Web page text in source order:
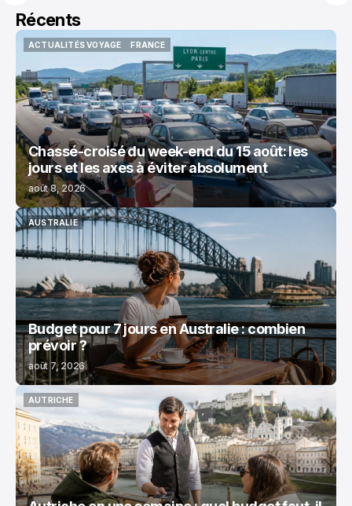
Récents
ACTUALITÉS VOYAGE
FRANCE
Chassé-croisé du week-end du 15 août: les
jours et les axes à éviter absolument
août 8, 2026
AUSTRALIE
AUSTRALIE
Budget pour 7 jours en Australie : combien
prévoir ?
août 7, 2026
AUTRICHE
AUTRICHE